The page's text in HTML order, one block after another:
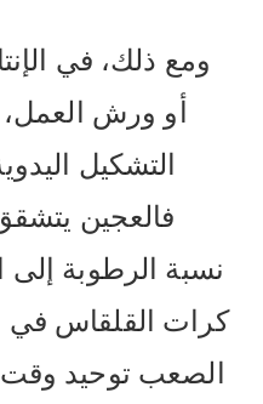
ومع ذلك، في
أو ورش العمل،
التشكيل
فالعجين
نسبة الرطوبة إلى
كرات القلقاس في
الصعب توحيد